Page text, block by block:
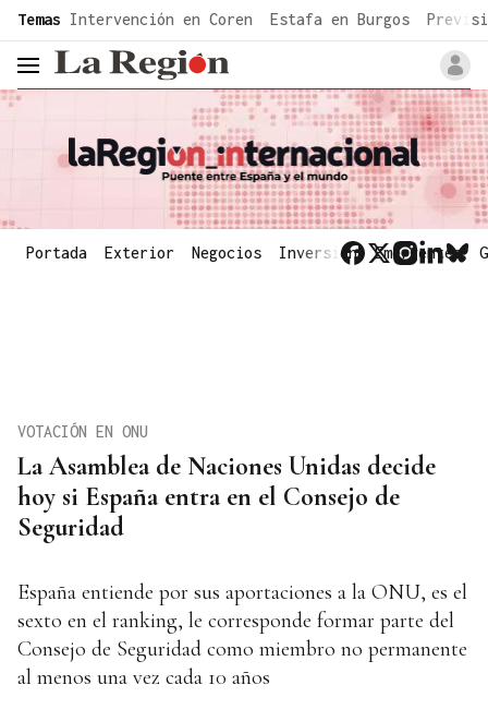
common.go-to-content
Temas Intervención en Coren Estafa en Burgos
header.menu.open
Portada Exterior Negocios Inversión Emergentes
La Asamblea de Naciones Unidas decide
hoy si España entra en el Consejo de
Seguridad
VOTACIÓN EN ONU
España entiende por sus aportaciones a la ONU, es el
sexto en el ranking, le corresponde formar parte del
Consejo de Seguridad como miembro no permanente
al menos una vez cada 10 años